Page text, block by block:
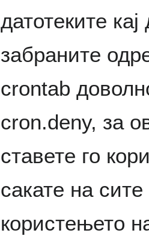
датотеките
забраните
crontab
cron.deny, за
ставете го
сакате на
користењето